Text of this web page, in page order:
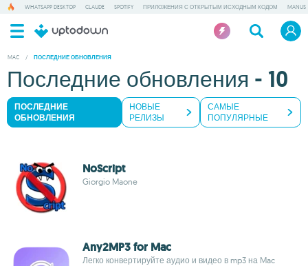
WHATSAPP DESKTOP CLAUDE SPOTIFY ПРИЛОЖЕНИЯ С ОТКРЫТЫМ ИСХОДНЫМ КОДОМ MANUS
MAC / ПОСЛЕДНИЕ ОБНОВЛЕНИЯ
Последние обновления - 10
ПОСЛЕДНИЕ
ОБНОВЛЕНИЯ
НОВЫЕ
РЕЛИЗЫ
САМЫЕ
ПОПУЛЯРНЫЕ
NoScript
Giorgio Maone
Any2MP3 for Mac
Легко конвертируйте аудио и видео в mp3 на Mac